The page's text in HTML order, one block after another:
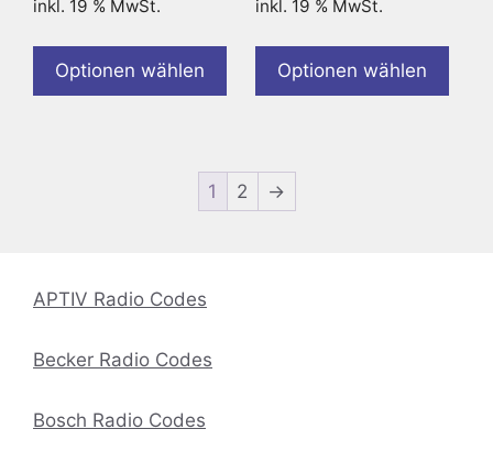
inkl. 19 % MwSt.
Optionen wählen
inkl. 19 % MwSt.
Optionen wählen
1 2 →
APTIV Radio Codes
Becker Radio Codes
Bosch Radio Codes